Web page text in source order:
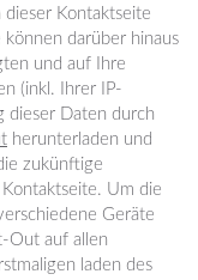
Kontaktseite
darüber hinaus
und auf Ihre
(inkl. Ihrer IP-
dieser Daten durch
herunterladen und
zukünftige
Um die
Geräte
Out auf allen
laden des